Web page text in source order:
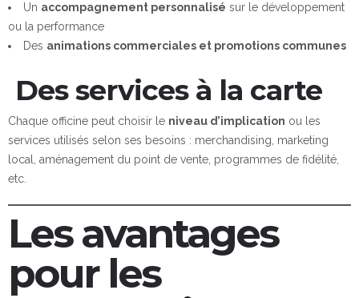
Un accompagnement personnalisé sur le développement
ou la performance
Des animations commerciales et promotions communes
Des services à la carte
Chaque officine peut choisir le niveau d’implication ou les
services utilisés selon ses besoins : merchandising, marketing
local, aménagement du point de vente, programmes de fidélité,
etc.
Les avantages
pour les